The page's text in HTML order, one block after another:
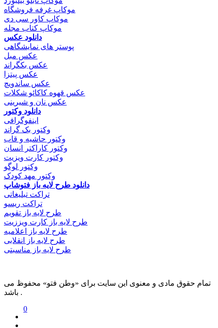
موکاپ غرفه فروشگاه
موکاپ کاور سی دی
موکاپ کتاب مجله
دانلود عکس
پوستر های نمایشگاهی
عکس مبل
عکس بکگراند
عکس پیتزا
عکس ساندویچ
عکس قهوه کاکائو شکلات
عکس نان و شیرینی
دانلود وکتور
اینفوگرافی
وکتور بک گراند
وکتور حاشیه و قاب
وکتور کاراکتر انسان
وکتور کارت ویزیت
وکتور لوگو
وکتور مهد کودک
دانلود طرح لایه باز فتوشاپ
تراکت تبلیغاتی
تراکت ریسو
طرح لایه باز تقویم
طرح لایه باز کارت ویززیت
طرح لایه باز اعلامیه
طرح لایه باز انقلابی
طرح لایه باز مناسبتی
تمام حقوق مادی و معنوی این سایت برای «وطن فتو» محفوظ می
باشد .
0